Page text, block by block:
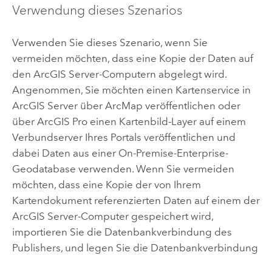
Verwendung dieses Szenarios
Verwenden Sie dieses Szenario, wenn Sie
vermeiden möchten, dass eine Kopie der Daten auf
den ArcGIS Server-Computern abgelegt wird.
Angenommen, Sie möchten einen Kartenservice in
ArcGIS Serverüber ArcMap veröffentlichen oder
über ArcGIS Proeinen Kartenbild-Layer auf einem
Verbundserver Ihres Portals veröffentlichen und
dabei Daten aus einer On-Premise-Enterprise-
Geodatabase verwenden. Wenn Sie vermeiden
möchten, dass eine Kopie der von Ihrem
Kartendokument referenzierten Daten auf einem der
ArcGIS Server-Computer gespeichert wird,
importieren Sie die Datenbankverbindung des
Publishers, und legen Sie die Datenbankverbindung